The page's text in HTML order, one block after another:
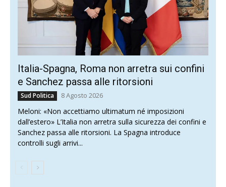
Italia-Spagna, Roma non arretra sui confini
e Sanchez passa alle ritorsioni
Sud Politica 8 Agosto 2026
Meloni: «Non accettiamo ultimatum né imposizioni
dall’estero» L’Italia non arretra sulla sicurezza dei confini e
Sanchez passa alle ritorsioni. La Spagna introduce
controlli sugli arrivi...